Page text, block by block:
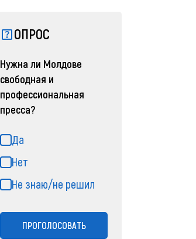
ОПРОС
Нужна ли Молдове
свободная и
профессиональная
пресса?
Да
Нет
Не знаю/не решил
ПРОГОЛОСОВАТЬ